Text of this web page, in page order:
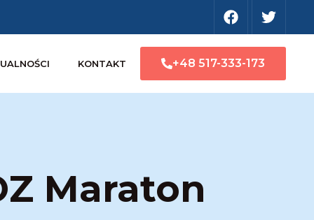
KONTAKT +48 517-333-173
Maraton